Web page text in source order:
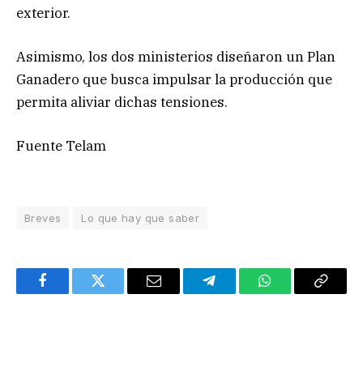
exterior.
Asimismo, los dos ministerios diseñaron un Plan
Ganadero que busca impulsar la producción que
permita aliviar dichas tensiones.
Fuente Telam
Breves Lo que hay que saber
FacebookTwitter Email TelegramWhatsAppCopy